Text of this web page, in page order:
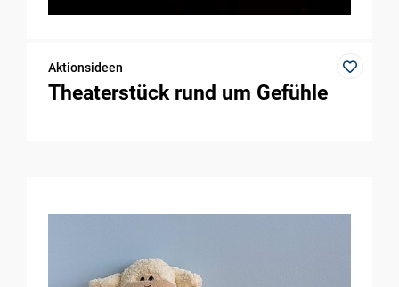
Aktionsideen
Theaterstück rund um Gefühle